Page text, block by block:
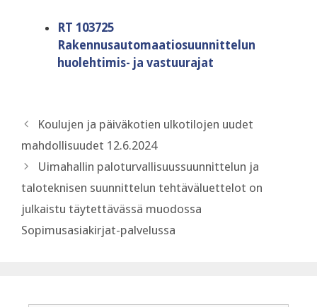
RT 103725
Rakennusautomaatiosuunnittelun
huolehtimis- ja vastuurajat
Koulujen ja päiväkotien ulkotilojen uudet
mahdollisuudet 12.6.2024
Uimahallin paloturvallisuussuunnittelun ja
taloteknisen suunnittelun tehtäväluettelot on
julkaistu täytettävässä muodossa
Sopimusasiakirjat-palvelussa